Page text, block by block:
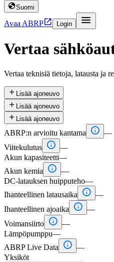
Suomi
Avaa ABRP Login 
Vertaa
Vertaa teknisiä tietoja, latausta ja
 Lisää ajoneuvo
 Lisää ajoneuvo
 Lisää ajoneuvo
ABRP:n arvioitu kantama  —
Viitekulutus  —
Akun kapasiteetti—
Akun kemia
 —
DC-latauksen huipputeho—
Ihanteellinen latausaika
 —
Ihanteellinen ajoaika
 —
Voimansiirto  —
Lämpöpumppu—
ABRP Live Data
 —
Yksiköt